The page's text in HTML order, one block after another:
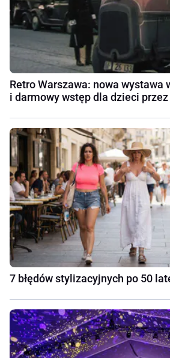
Retro Warszawa: nowa wystawa
i darmowy wstęp dla dzieci przez
7 błędów stylizacyjnych po 50